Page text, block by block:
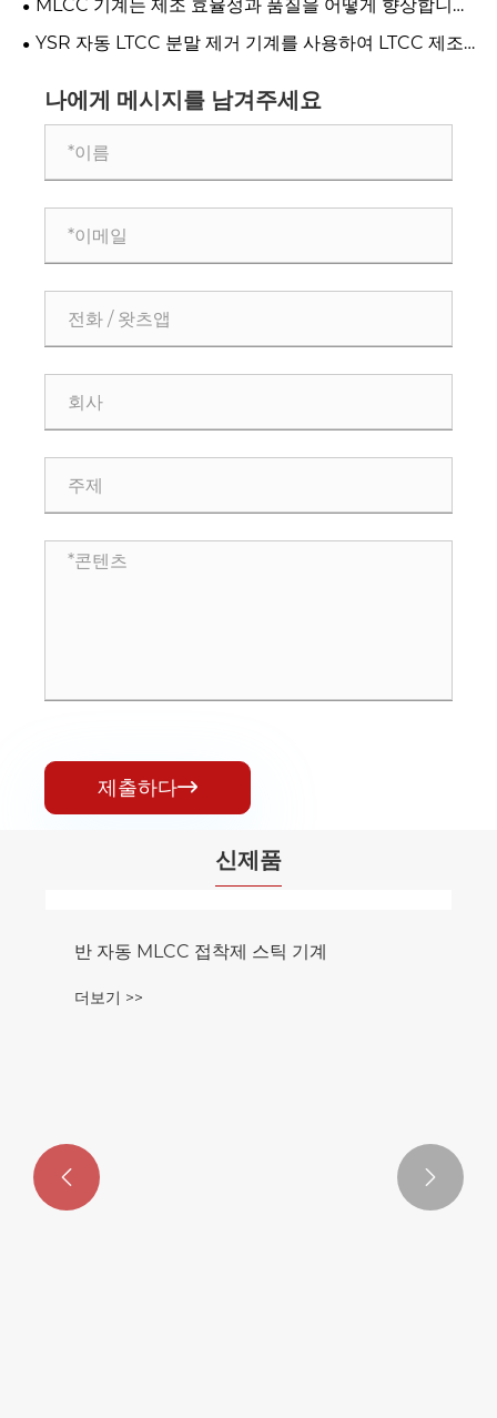
MLCC 기계는 제조 효율성과 품질을 어떻게 향상합니
까?
YSR 자동 LTCC 분말 제거 기계를 사용하여 LTCC 제조
나에게 메시지를 남겨주세요
제출하다
신제품
반 자동 MLCC 접착제 스틱 기계
더보기 >>
 